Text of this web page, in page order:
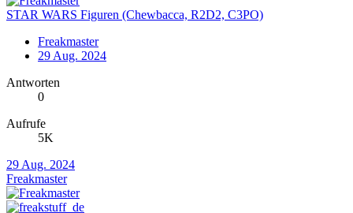
STAR WARS Figuren (Chewbacca, R2D2, C3PO)
Freakmaster
29 Aug. 2024
Antworten
0
Aufrufe
5K
29 Aug. 2024
Freakmaster